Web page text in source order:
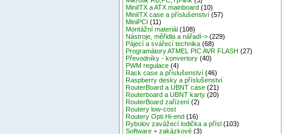
MiniITX a ATX mainboard (10)
MiniITX case a příslušenství (57)
MiniPCI (11)
Montážní materiál (108)
Nástroje, měřidla a nářadí-> (229)
Pájecí a svářecí technika (68)
Programátory ATMEL PIC AVR FLASH (27)
Převodníky - konvertory (40)
PWM regulace (4)
Rack case a příslušenství (46)
Raspberry desky a příslušenství
RouterBoard a UBNT case (21)
Routerboard a UBNT karty (20)
RouterBoard zařízení (2)
Routery low-cost
Routery Opti Hi-end (16)
Rybolov zavážecí lodička a přísl (103)
Software + zakázkové (3)